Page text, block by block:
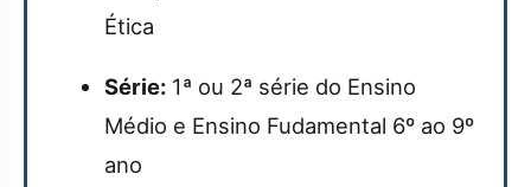
Ética
Série: 1ª ou 2ª série do Ensino
Médio e Ensino Fudamental 6º ao 9º
ano